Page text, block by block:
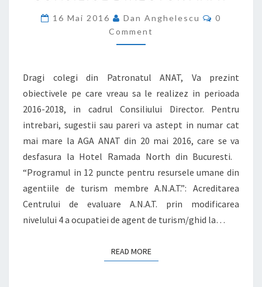
CONSILIUL
DIRECTOR
ANAT
16 Mai 2016 Dan Anghelescu Comments
0
Comment
Dragi colegi din Patronatul ANAT, Va prezint
obiectivele pe care vreau sa le realizez in perioada
2016-2018, in cadrul Consiliului Director. Pentru
intrebari, sugestii sau pareri va astept in numar cat
mai mare la AGA ANAT din 20 mai 2016, care se va
desfasura la Hotel Ramada North din Bucuresti.
“Programul in 12 puncte pentru resursele umane din
agentiile de turism membre A.N.A.T.”: Acreditarea
Centrului de evaluare A.N.A.T. prin modificarea
nivelului 4 a ocupatiei de agent de turism/ghid la…
READ MOREREAD MORE